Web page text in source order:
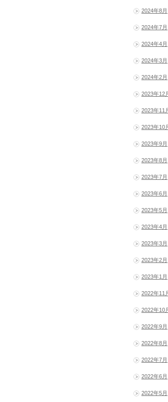
2024年8月
2024年7月
2024年4月
2024年3月
2024年2月
2023年12
2023年11
2023年10
2023年9月
2023年8月
2023年7月
2023年6月
2023年5月
2023年4月
2023年3月
2023年2月
2023年1月
2022年11
2022年10
2022年9月
2022年8月
2022年7月
2022年6月
2022年5月